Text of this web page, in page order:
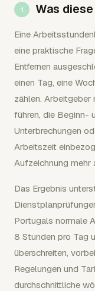
Was
Eine
eine praktische
Entfernen
einen Tag, eine
zählen.
führen, die Beginn-
Unterbrechungen
Arbeitszeit
Aufzeichnung mehr
Das Ergebnis
Portugals normale
8 Stunden pro Tag
überschreiten,
Regelungen und
durchschnittliche